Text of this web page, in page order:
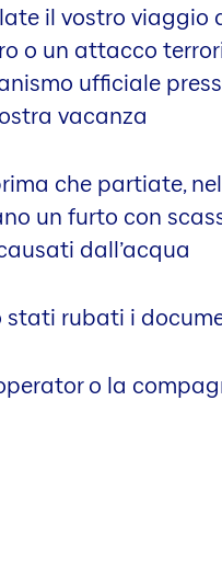
il vostro viaggio
o un attacco
ufficiale
vacanza
che partiate,
un furto con
dall’acqua
stati rubati i
o la